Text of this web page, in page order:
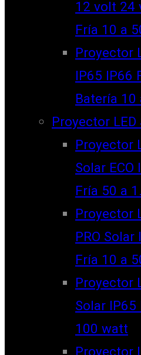
12 volt 24
Fría 10 a
Proyector
IP65 IP66
Batería
Proyector LED
Proyector
Solar ECO
Fría 50 a
Proyector
PRO Solar
Fría 10 a
Proyector
Solar IP65
100 watt
Proyector